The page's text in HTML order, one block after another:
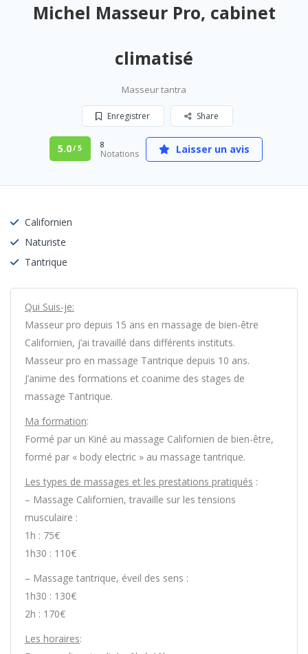
Michel Masseur Pro, cabinet
climatisé
Masseur tantra
Enregistrer Share
5.0/ 5 8
Notations Laisser un avis
Californien
Naturiste
Tantrique
Qui Suis-je:
Masseur pro depuis 15 ans en massage de bien-être
Californien, j’ai travaillé dans différents instituts.
Masseur pro en massage Tantrique depuis 10 ans.
J’anime des formations et coanime des stages de
massage Tantrique.
Ma formation:
Formé par un Kiné au massage Californien de bien-être,
formé par « body electric » au massage tantrique.
Les types de massages et les prestations pratiqués :
– Massage Californien, travaille sur les tensions
musculaire :
1h : 75€
1h30 : 110€
– Massage tantrique, éveil des sens :
1h30 : 130€
2h : 170€
Les horaires: